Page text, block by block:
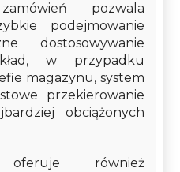
pozwala
podejmowanie
dostosowywanie
w przypadku
magazynu, system
przekierowanie
obciążonych
również